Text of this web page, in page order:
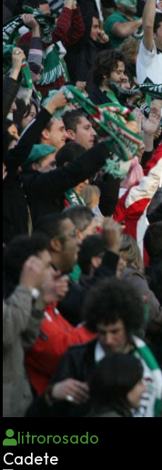
litrorosado
Cadete